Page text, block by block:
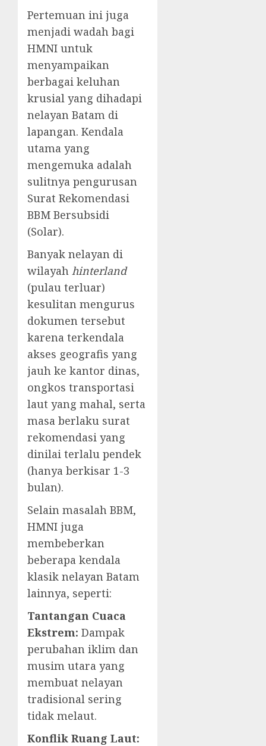
​Pertemuan ini juga
menjadi wadah bagi
HMNI untuk
menyampaikan
berbagai keluhan
krusial yang dihadapi
nelayan Batam di
lapangan. Kendala
utama yang
mengemuka adalah
sulitnya pengurusan
Surat Rekomendasi
BBM Bersubsidi
(Solar).
​Banyak nelayan di
wilayah hinterland
(pulau terluar)
kesulitan mengurus
dokumen tersebut
karena terkendala
akses geografis yang
jauh ke kantor dinas,
ongkos transportasi
laut yang mahal, serta
masa berlaku surat
rekomendasi yang
dinilai terlalu pendek
(hanya berkisar 1-3
bulan).
​Selain masalah BBM,
HMNI juga
membeberkan
beberapa kendala
klasik nelayan Batam
lainnya, seperti:
Tantangan Cuaca
Ekstrem: Dampak
perubahan iklim dan
musim utara yang
membuat nelayan
tradisional sering
tidak melaut.
Konflik Ruang Laut: